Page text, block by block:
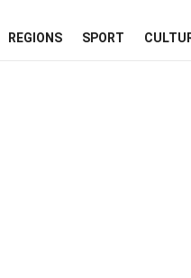
REGIONS SPORT